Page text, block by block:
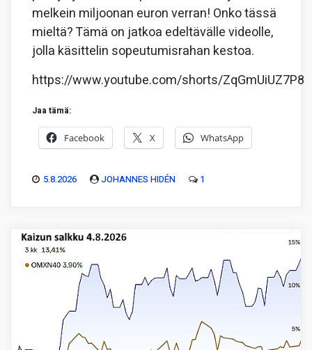
melkein miljoonan euron verran! Onko tässä
mieltä? Tämä on jatkoa edeltävälle videolle,
jolla käsittelin sopeutumisrahan kestoa.
https://www.youtube.com/shorts/ZqGmUiUZ7P8
Jaa tämä:
Facebook X WhatsApp
5.8.2026 JOHANNES HIDÉN 1